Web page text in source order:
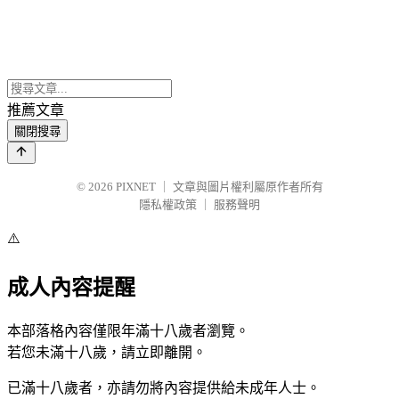
推薦文章
關閉搜尋
© 2026 PIXNET
文章與圖片權利屬原作者所有
隱私權政策
服務聲明
⚠️
成人內容提醒
本部落格內容僅限年滿十八歲者瀏覽。
若您未滿十八歲，請立即離開。
已滿十八歲者，亦請勿將內容提供給未成年人士。